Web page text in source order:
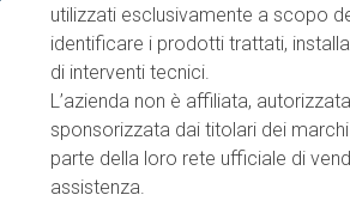
utilizzati esclusivamente a scopo
identificare i prodotti trattati,
di interventi tecnici.
L’azienda non è affiliata,
sponsorizzata dai titolari dei
parte della loro rete ufficiale di
assistenza.